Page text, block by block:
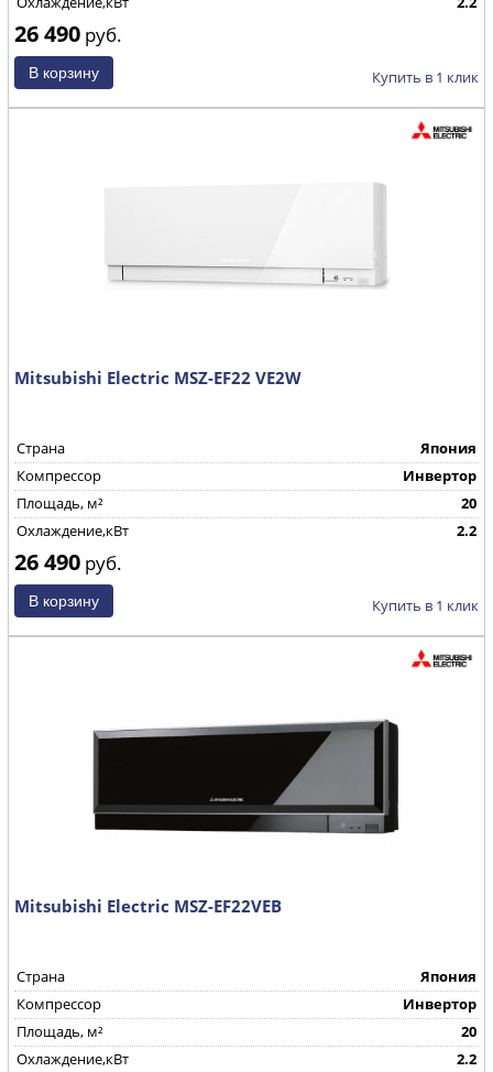
26 490 руб.
Купить в 1 клик
Mitsubishi Electric MSZ-EF22 VE2W
Страна
Япония
Компрессор
Инвертор
Площадь, м²
20
Охлаждение,кВт
2.2
26 490 руб.
Купить в 1 клик
Mitsubishi Electric MSZ-EF22VEB
Страна
Япония
Компрессор
Инвертор
Площадь, м²
20
Охлаждение,кВт
2.2